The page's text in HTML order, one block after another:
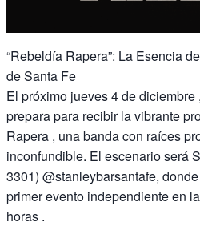
“Rebeldía Rapera”: La Esencia
de Santa Fe
El próximo jueves 4 de
prepara para recibir la vibrante
Rapera , una banda con raíces
inconfundible. El escenario será
3301) @stanleybarsantafe,
primer evento independiente en
horas .